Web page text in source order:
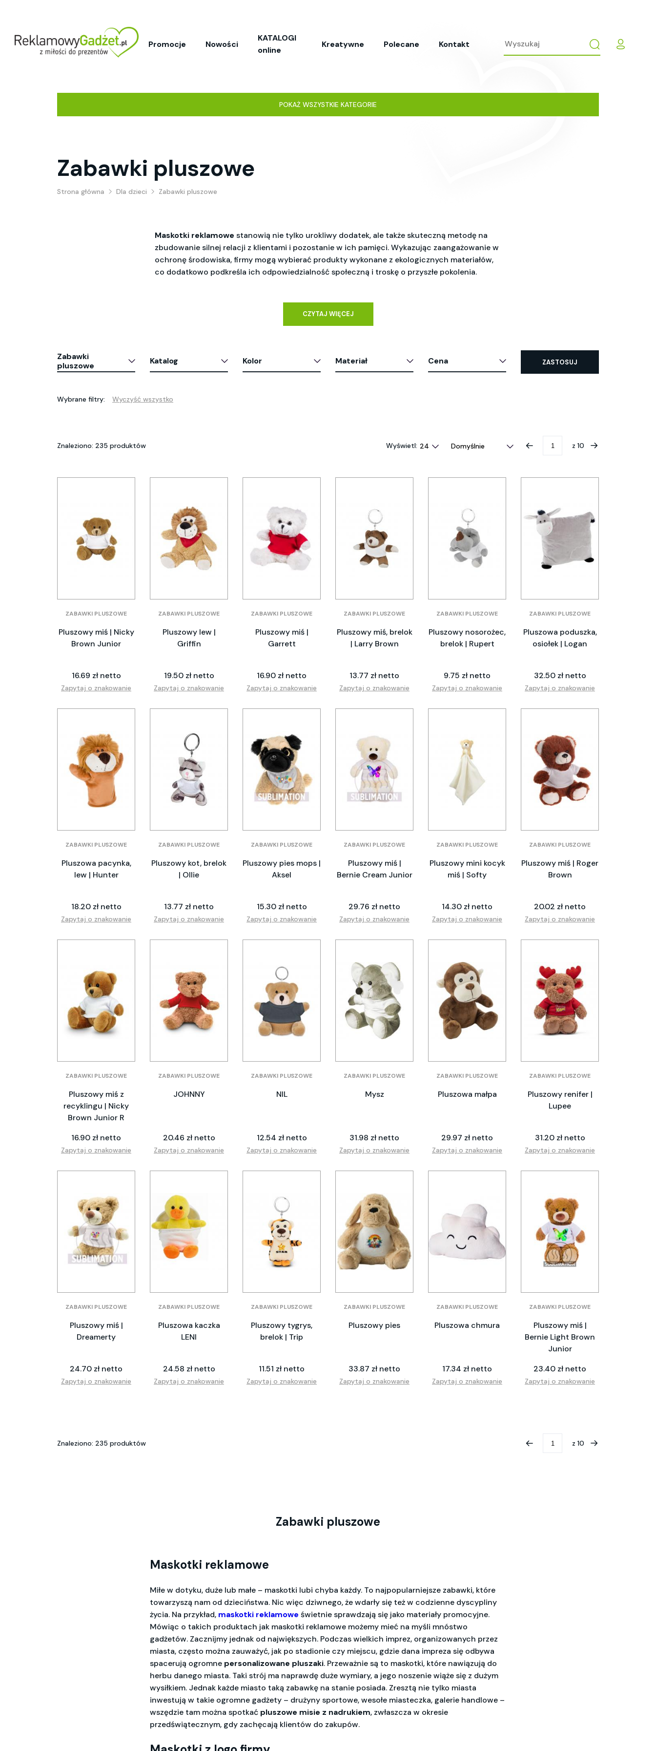
Promocje Nowości
KATALOGI
online
Kreatywne Polecane Kontakt
POKAŻ WSZYSTKIE KATEGORIE
Zabawki pluszowe
Strona główna Dla dzieci Zabawki pluszowe
Maskotki reklamowe stanowią nie tylko urokliwy dodatek, ale także skuteczną metodę na
zbudowanie silnej relacji z klientami i pozostanie w ich pamięci. Wykazując zaangażowanie w
ochronę środowiska, firmy mogą wybierać produkty wykonane z ekologicznych materiałów,
co dodatkowo podkreśla ich odpowiedzialność społeczną i troskę o przyszłe pokolenia.
CZYTAJ WIĘCEJ
Zabawki
pluszowe
Katalog Kolor Materiał Cena ZASTOSUJ
Wybrane filtry: Wyczyść wszystko
Znaleziono: 235 produktów Wyświetl: z 10
ZABAWKI PLUSZOWE
Pluszowy miś | Nicky
Brown Junior
16.69 zł netto
Zapytaj o znakowanie
ZABAWKI PLUSZOWE
Pluszowy lew |
Griffin
19.50 zł netto
Zapytaj o znakowanie
ZABAWKI PLUSZOWE
Pluszowy miś |
Garrett
16.90 zł netto
Zapytaj o znakowanie
ZABAWKI PLUSZOWE
Pluszowy miś, brelok
| Larry Brown
13.77 zł netto
Zapytaj o znakowanie
ZABAWKI PLUSZOWE
Pluszowy nosorożec,
brelok | Rupert
9.75 zł netto
Zapytaj o znakowanie
ZABAWKI PLUSZOWE
Pluszowa poduszka,
osiołek | Logan
32.50 zł netto
Zapytaj o znakowanie
ZABAWKI PLUSZOWE
Pluszowa pacynka,
lew | Hunter
18.20 zł netto
Zapytaj o znakowanie
ZABAWKI PLUSZOWE
Pluszowy kot, brelok
| Ollie
13.77 zł netto
Zapytaj o znakowanie
ZABAWKI PLUSZOWE
Pluszowy pies mops |
Aksel
15.30 zł netto
Zapytaj o znakowanie
ZABAWKI PLUSZOWE
Pluszowy miś |
Bernie Cream Junior
29.76 zł netto
Zapytaj o znakowanie
ZABAWKI PLUSZOWE
Pluszowy mini kocyk
miś | Softy
14.30 zł netto
Zapytaj o znakowanie
ZABAWKI PLUSZOWE
Pluszowy miś | Roger
Brown
20.02 zł netto
Zapytaj o znakowanie
ZABAWKI PLUSZOWE
Pluszowy miś z
recyklingu | Nicky
Brown Junior R
16.90 zł netto
Zapytaj o znakowanie
ZABAWKI PLUSZOWE
JOHNNY
20.46 zł netto
Zapytaj o znakowanie
ZABAWKI PLUSZOWE
NIL
12.54 zł netto
Zapytaj o znakowanie
ZABAWKI PLUSZOWE
Mysz
31.98 zł netto
Zapytaj o znakowanie
ZABAWKI PLUSZOWE
Pluszowa małpa
29.97 zł netto
Zapytaj o znakowanie
ZABAWKI PLUSZOWE
Pluszowy renifer |
Lupee
31.20 zł netto
Zapytaj o znakowanie
ZABAWKI PLUSZOWE
Pluszowy miś |
Dreamerty
24.70 zł netto
Zapytaj o znakowanie
ZABAWKI PLUSZOWE
Pluszowa kaczka
LENI
24.58 zł netto
Zapytaj o znakowanie
ZABAWKI PLUSZOWE
Pluszowy tygrys,
brelok | Trip
11.51 zł netto
Zapytaj o znakowanie
ZABAWKI PLUSZOWE
Pluszowy pies
33.87 zł netto
Zapytaj o znakowanie
ZABAWKI PLUSZOWE
Pluszowa chmura
17.34 zł netto
Zapytaj o znakowanie
ZABAWKI PLUSZOWE
Pluszowy miś |
Bernie Light Brown
Junior
23.40 zł netto
Zapytaj o znakowanie
Znaleziono: 235 produktów z 10
Zabawki pluszowe
Maskotki reklamowe
Miłe w dotyku, duże lub małe – maskotki lubi chyba każdy. To najpopularniejsze zabawki, które
towarzyszą nam od dzieciństwa. Nic więc dziwnego, że wdarły się też w codzienne dyscypliny
życia. Na przykład, maskotki reklamowe świetnie sprawdzają się jako materiały promocyjne.
Mówiąc o takich produktach jak maskotki reklamowe możemy mieć na myśli mnóstwo
gadżetów. Zacznijmy jednak od największych. Podczas wielkich imprez, organizowanych przez
miasta, często można zauważyć, jak po stadionie czy miejscu, gdzie dana impreza się odbywa
spacerują ogromne personalizowane pluszaki. Przeważnie są to maskotki, które nawiązują do
herbu danego miasta. Taki strój ma naprawdę duże wymiary, a jego noszenie wiąże się z dużym
wysiłkiem. Jednak każde miasto taką zabawkę na stanie posiada. Zresztą nie tylko miasta
inwestują w takie ogromne gadżety – drużyny sportowe, wesołe miasteczka, galerie handlowe –
wszędzie tam można spotkać pluszowe misie z nadrukiem, zwłaszcza w okresie
przedświątecznym, gdy zachęcają klientów do zakupów.